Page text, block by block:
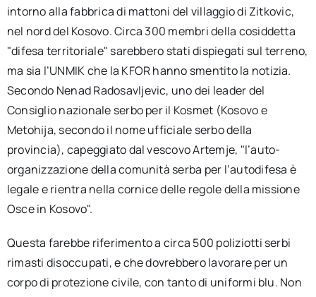
intorno alla fabbrica di mattoni del villaggio di Zitkovic,
nel nord del Kosovo. Circa 300 membri della cosiddetta
"difesa territoriale" sarebbero stati dispiegati sul terreno,
ma sia l’UNMIK che la KFOR hanno smentito la notizia.
Secondo Nenad Radosavljevic, uno dei leader del
Consiglio nazionale serbo per il Kosmet (Kosovo e
Metohija, secondo il nome ufficiale serbo della
provincia), capeggiato dal vescovo Artemje, "l’auto-
organizzazione della comunità serba per l’autodifesa è
legale e rientra nella cornice delle regole della missione
Osce in Kosovo".
Questa farebbe riferimento a circa 500 poliziotti serbi
rimasti disoccupati, e che dovrebbero lavorare per un
corpo di protezione civile, con tanto di uniformi blu. Non